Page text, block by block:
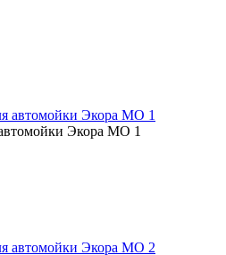
Экора МО 1